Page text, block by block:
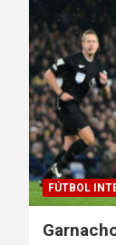
FÚTBOL